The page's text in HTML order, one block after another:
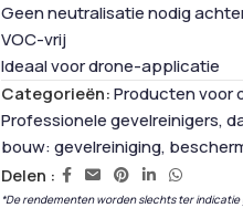
Geen neutralisatie nodig
VOC-vrij
Ideaal voor drone-applicatie
Categorieën:Producten voor
Professionele gevelreinigers,
bouw: gevelreiniging,
Delen :
*De rendementen worden slechts ter